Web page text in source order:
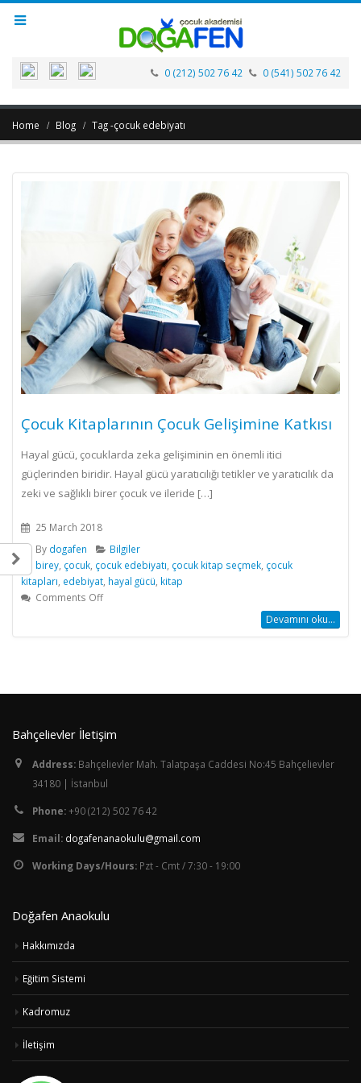
0 (212) 502 76 42 0 (541) 502 76 42
Home Blog Tag -çocuk edebiyatı
Çocuk Kitaplarının Çocuk Gelişimine Katkısı
Hayal gücü, çocuklarda zeka gelişiminin en önemli itici
güçlerinden biridir. Hayal gücü yaratıcılığı tetikler ve yaratıcılık da
zeki ve sağlıklı birer çocuk ve ileride […]
25 March 2018
By dogafen
Bilgiler
birey, çocuk, çocuk edebiyatı çocuk kitap seçmek, çocuk
kitapları edebiyat hayal gücü kitap
Comments Offon
Devamını oku...
Bahçelievler İletişim
Address: Bahçelievler Mah. Talatpaşa Caddesi No:45 Bahçelievler
34180 | İstanbul
Phone:+90 (212) 502 76 42
Email: dogafenanaokulu@gmail.com
Working Days/Hours: Pzt - Cmt / 7:30 - 19:00
Doğafen Anaokulu
Hakkımızda
Eğitim Sistemi
Kadromuz
İletişim